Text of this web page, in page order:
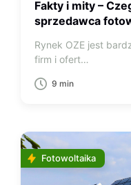
Fakty i mity –
sprzedawca
Rynek OZE jest
firm i ofert…
9 min
Fotowoltaika